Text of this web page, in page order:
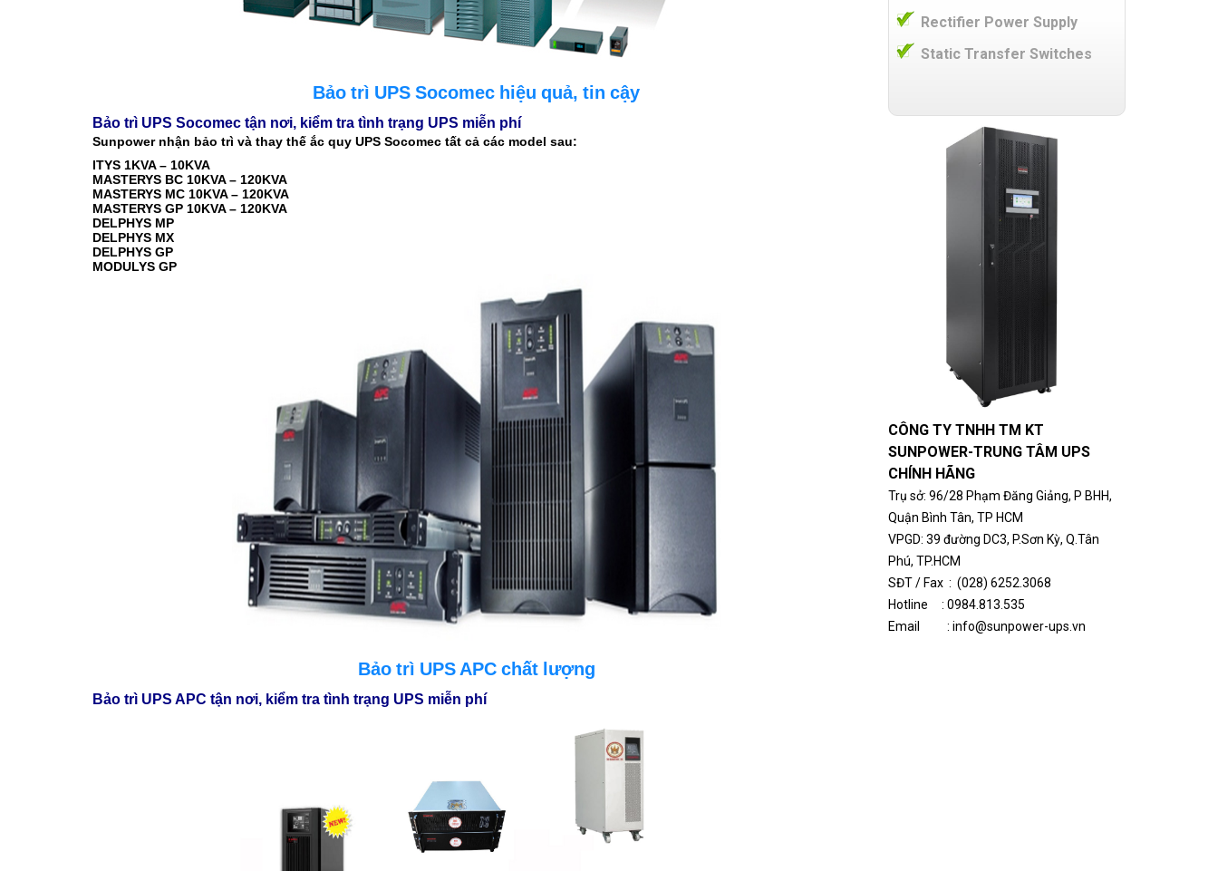
Bảo trì UPS Socomec hiệu quả, tin cậy
Bảo trì UPS Socomec tận nơi, kiểm tra tình trạng UPS miễn phí
Sunpower nhận bảo trì và thay thế ắc quy UPS Socomec tất cả các model sau:
ITYS 1KVA – 10KVA
MASTERYS BC 10KVA – 120KVA
MASTERYS MC 10KVA – 120KVA
MASTERYS GP 10KVA – 120KVA
DELPHYS MP
DELPHYS MX
DELPHYS GP
MODULYS GP
Bảo trì UPS APC chất lượng
Bảo trì UPS APC tận nơi, kiểm tra tình trạng UPS miễn phí
Rectifier Power Supply
Static Transfer Switches
CÔNG TY TNHH TM KT
SUNPOWER-TRUNG TÂM UPS
CHÍNH HÃNG
Trụ sở: 96/28 Phạm Đăng Giảng, P BHH,
Quận Bình Tân, TP HCM
VPGD: 39 đường DC3, P.Sơn Kỳ, Q.Tân
Phú, TP.HCM
SĐT / Fax : (028) 6252.3068
Hotline : 0984.813.535
Email : info@sunpower-ups.vn